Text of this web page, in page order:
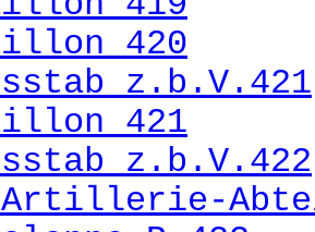
420
z.b.V.421
421
z.b.V.422
Artillerie-